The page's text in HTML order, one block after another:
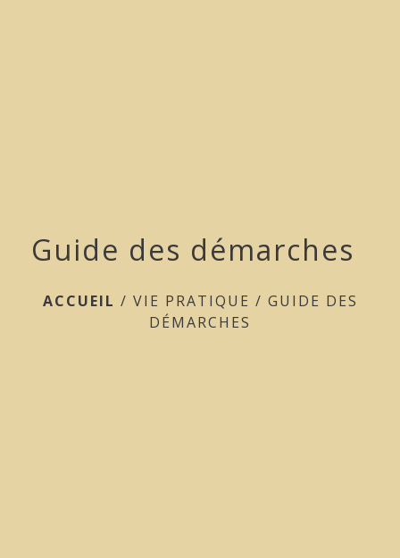
Guide des démarches
ACCUEIL / VIE PRATIQUE / GUIDE DES
DÉMARCHES